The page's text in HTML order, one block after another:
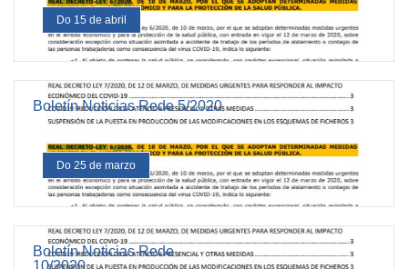
Do 15 de abril
Boletín Noticias Rede 5/2020
Do 25 de marzo
Boletín Noticias Rede